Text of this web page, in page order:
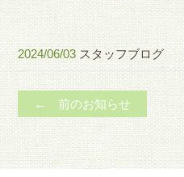
2024/06/03 スタッフブログ
← 前のお知らせ